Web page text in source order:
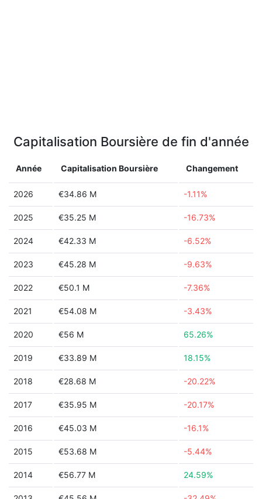
Capitalisation Boursière de fin d'année
Année Capitalisation Boursière Changement
2026 €34.86 M -1.11%
2025 €35.25 M -16.73%
2024 €42.33 M -6.52%
2023 €45.28 M -9.63%
2022 €50.1 M -7.36%
2021 €54.08 M -3.43%
2020 €56 M 65.26%
2019 €33.89 M 18.15%
2018 €28.68 M -20.22%
2017 €35.95 M -20.17%
2016 €45.03 M -16.1%
2015 €53.68 M -5.44%
2014 €56.77 M 24.59%